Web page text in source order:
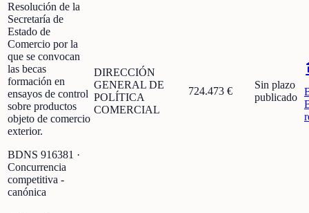
Resolución de la
Secretaría de
Estado de
Comercio por la
que se convocan
las becas
formación en
ensayos de control
sobre productos
objeto de comercio
exterior.
BDNS 916381 ·
Concurrencia
competitiva -
canónica
DIRECCIÓN
GENERAL DE
POLÍTICA
COMERCIAL
724.473 €
Sin plazo
publicado